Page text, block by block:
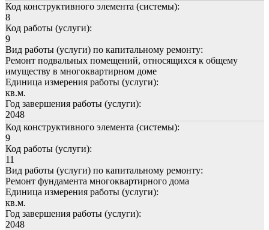
Код конструктивного элемента (системы):
8
Код работы (услуги):
9
Вид работы (услуги) по капитальному ремонту:
Ремонт подвальных помещений, относящихся к общему
имуществу в многоквартирном доме
Единица измерения работы (услуги):
кв.м.
Год завершения работы (услуги):
2048
Код конструктивного элемента (системы):
9
Код работы (услуги):
11
Вид работы (услуги) по капитальному ремонту:
Ремонт фундамента многоквартирного дома
Единица измерения работы (услуги):
кв.м.
Год завершения работы (услуги):
2048